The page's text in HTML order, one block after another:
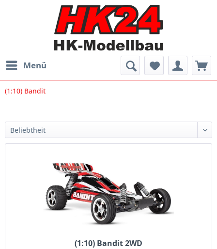
Menü
(1:10) Bandit
(1:10) Bandit 2WD